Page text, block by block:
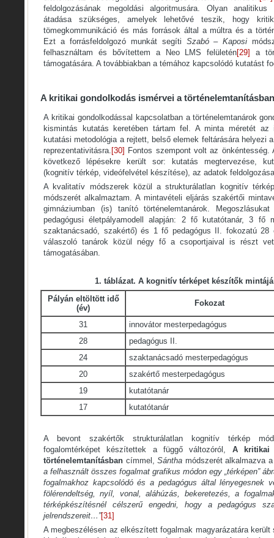
feldolgozásának megoldási algoritmusára. Olyan
átadása szükséges, amelyek lehetővé teszik, hogy
tömegkommunikáció és más források által a múltra és a
Ezt a forrásfeldolgozó munkát segíti Szabó – Kaposi
felhasználtam és bővítettem a Neo LMS felületén[29] a
támogatására. A továbbiakban a témához kapcsolódó kutatást
A kritikai gondolkodás ismérvei a történelemtanításban
A kritikai gondolkodással kapcsolatban a történelemtanárok
kismintás kutatás keretében tártam fel. A minta méretét
kutatási metodológia a rejtett, belső elemek feltárására helyezi
reprezentativitásra. [30] Fontos szempont volt az önkéntesség.
következő lépésekre került sor: kutatás megtervezése,
(kognitív térkép, videófelvétel készítése), az adatok
A kvalitatív módszerek közül a strukturálatlan kognitív
módszerét alkalmaztam. A mintavételi eljárás szakértői
gimnáziumban (is) tanító történelemtanárok.
pedagógusi életpályamodell alapján: 2 fő kutatótanár, 3 fő
szaktanácsadó, szakértő) és 1 fő pedagógus II. fokozatú
válaszoló tanárok közül négy fő a csoportjaival is részt
támogatásában.
1. táblázat. A kognitív térképet készítők
Pályán eltöltött idő
(év)
Fokozat
31
innovátor mesterpedagógus
28
pedagógus II.
24
szaktanácsadó mesterpedagógus
20
szakértő mesterpedagógus
19
kutatótanár
17
kutatótanár
A bevont szakértők strukturálatlan kognitív térkép
fogalomtérképet készítettek a függő változóról, A kritikai
történelemtanításban címmel, Sántha módszerét alkalmazva
a felhasznált összes fogalmat grafikus módon egy „térképen”
fogalmakhoz kapcsolódó és a pedagógus által lényegesnek
fölérendeltség, nyíl, vonal, aláhúzás, bekeretezés, a
térképkészítésnél célszerű engedni, hogy a pedagógus
jelrendszereit…”[31]
A megbeszélésen az elkészített fogalmak magyarázatára